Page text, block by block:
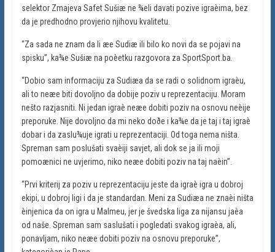
selektor Zmajeva Safet Sušiæ ne ¾eli davati pozive igraèima, bez
da je predhodno provjerio njihovu kvalitetu.
“Za sada ne znam da li æe Sudiæ ili bilo ko novi da se pojavi na
spisku”, ka¾e Sušiæ na poèetku razgovora za SportSport.ba.
“Dobio sam informaciju za Sudiæa da se radi o solidnom igraèu,
ali to neæe biti dovoljno da dobije poziv u reprezentaciju. Moram
nešto razjasniti. Ni jedan igraè neæe dobiti poziv na osnovu neèije
preporuke. Nije dovoljno da mi neko doðe i ka¾e da je taj i taj igraè
dobar i da zaslu¾uje igrati u reprezentaciji. Od toga nema ništa.
Spreman sam poslušati svaèiji savjet, ali dok se ja ili moji
pomoænici ne uvjerimo, niko neæe dobiti poziv na taj naèin”.
“Prvi kriterij za poziv u reprezentaciju jeste da igraè igra u dobroj
ekipi, u dobroj ligi i da je standardan. Meni za Sudiæa ne znaèi ništa
èinjenica da on igra u Malmeu, jer je švedska liga za nijansu jaèa
od naše. Spreman sam saslušati i pogledati svakog igraèa, ali,
ponavljam, niko neæe dobiti poziv na osnovu preporuke”,